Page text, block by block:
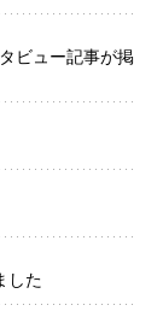
ビュー記事が掲
した